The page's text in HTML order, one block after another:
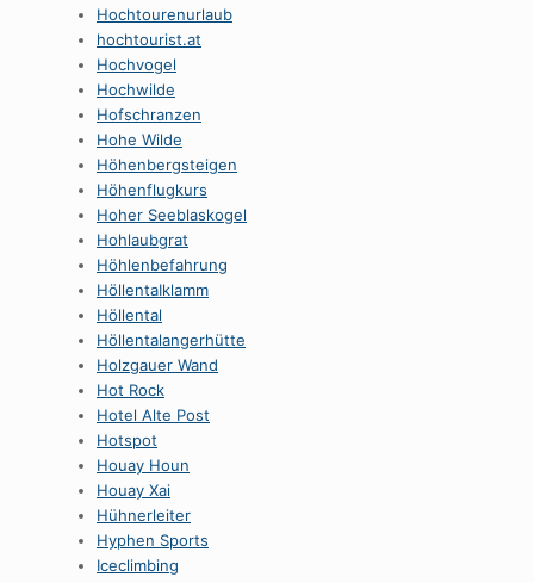
Hochtourenurlaub
hochtourist.at
Hochvogel
Hochwilde
Hofschranzen
Hohe Wilde
Höhenbergsteigen
Höhenflugkurs
Hoher Seeblaskogel
Hohlaubgrat
Höhlenbefahrung
HöllentaIklamm
Höllental
Höllentalangerhütte
Holzgauer Wand
Hot Rock
Hotel Alte Post
Hotspot
Houay Houn
Houay Xai
Hühnerleiter
Hyphen Sports
Iceclimbing